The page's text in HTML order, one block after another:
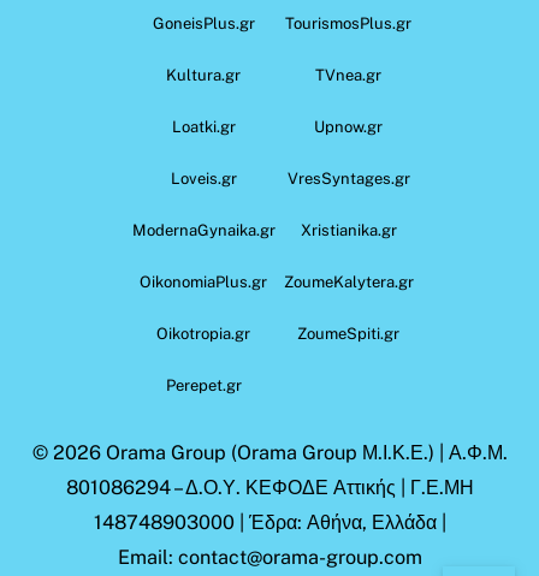
GoneisPlus.gr TourismosPlus.gr
Kultura.gr TVnea.gr
Loatki.gr Upnow.gr
Loveis.gr VresSyntages.gr
ModernaGynaika.gr Xristianika.gr
OikonomiaPlus.gr ZoumeKalytera.gr
Oikotropia.gr ZoumeSpiti.gr
Perepet.gr
© 2026 Orama Group (Orama Group Μ.Ι.Κ.Ε.) | Α.Φ.Μ.
801086294 – Δ.Ο.Υ. ΚΕΦΟΔΕ Αττικής | Γ.Ε.ΜΗ
148748903000 | Έδρα: Αθήνα, Ελλάδα |
Email: contact@orama-group.com